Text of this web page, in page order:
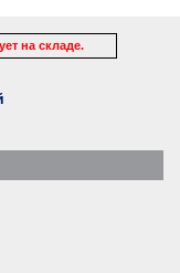
на складе.